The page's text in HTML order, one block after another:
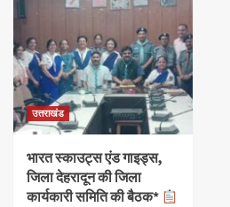
उत्तराखंड
भारत स्काउट्स एंड गाइड्स,
जिला देहरादून की जिला
कार्यकारी समिति की बैठक*